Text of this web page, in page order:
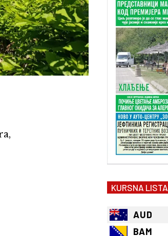
KURSNA LISTA
AUD
BAM